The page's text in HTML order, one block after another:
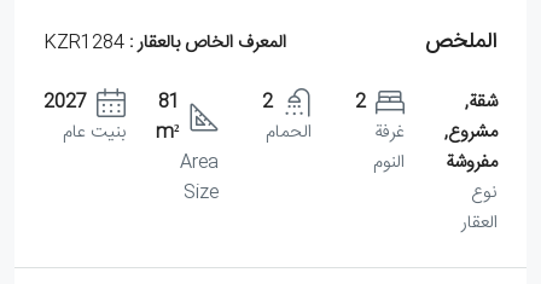
الملخص المعرف الخاص بالعقار :
شقة,
مشروع,
مفروشة
نوع
العقار
2
غرفة
النوم
2
الحمام
81
m²
Area
Size
2027
بنيت عام